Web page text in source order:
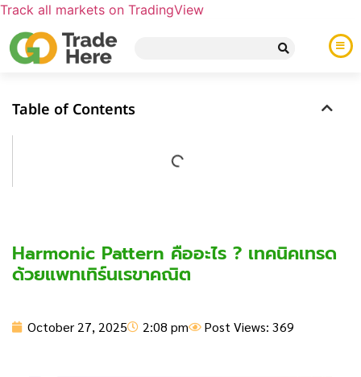
Track all markets on TradingView
Table of Contents
Harmonic Pattern คืออะไร ? เทคนิคเทรด
ด้วยแพทเทิร์นเรขาคณิต
October 27, 2025 2:08 pm Post Views: 369